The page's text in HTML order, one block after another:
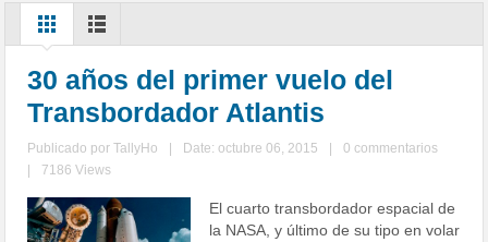
30 años del primer vuelo del
Transbordador Atlantis
Publicado porTallyHo Date: octubre 06, 2015
0 commentarios
7186 Views
El cuarto transbordador espacial de
la NASA, y último de su tipo en volar